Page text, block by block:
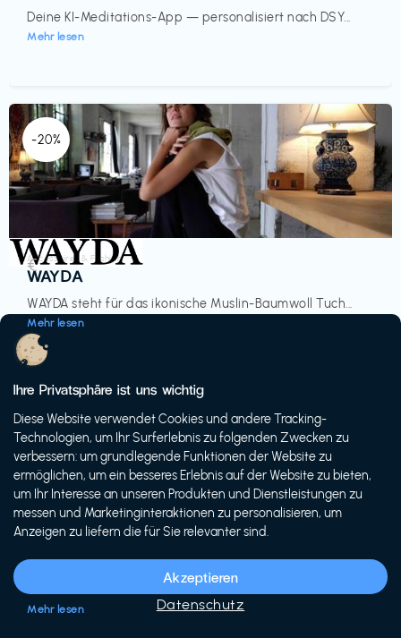
Deine KI-Meditations-App — personalisiert nach DSY...
Mehr lesen
-20%
Accessoires & Fashion
WAYDA
WAYDA steht für das ikonische Muslin-Baumwoll Tuch...
Mehr lesen
€‎
-20%
Siech Cycles
Entdecke den Schweizer Brand für urbane Fahrräder...
Mehr lesen
Ihre Privatsphäre ist uns wichtig
Diese Website verwendet Cookies und andere Tracking-
Technologien, um Ihr Surferlebnis zu folgenden Zwecken zu
verbessern: um grundlegende Funktionen der Website zu
ermöglichen, um ein besseres Erlebnis auf der Website zu bieten,
um Ihr Interesse an unseren Produkten und Dienstleistungen zu
messen und Marketinginteraktionen zu personalisieren, um
Anzeigen zu liefern die für Sie relevanter sind.
Akzeptieren
Datenschutz